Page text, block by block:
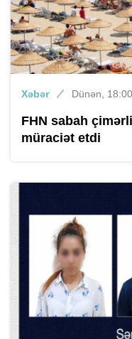
Xəbər Dünən, 18:00
FHN sabah
müraciət etdi